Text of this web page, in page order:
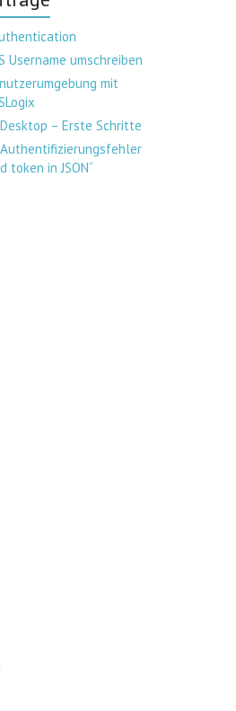
Username umschreiben
mit
– Erste Schritte
token in JSON“